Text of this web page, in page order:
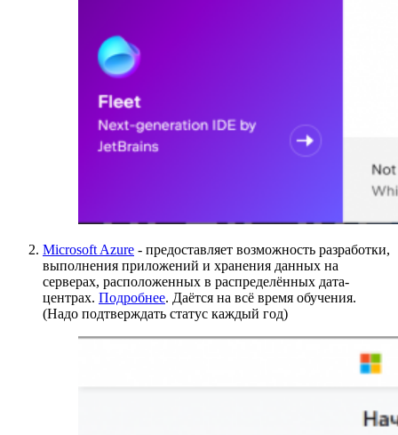
Microsoft Azure - предоставляет возможность разработки,
выполнения приложений и хранения данных на
серверах, расположенных в распределённых дата-
центрах. Подробнее. Даётся на всё время обучения.
(Надо подтверждать статус каждый год)